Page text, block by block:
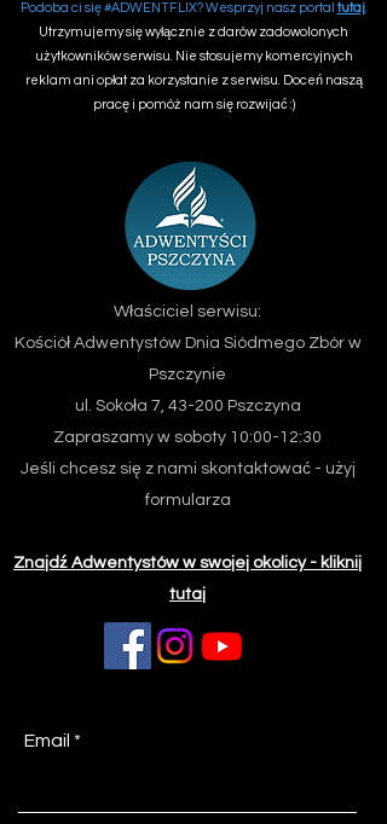
Podoba ci się #ADWENTFLIX? Wesprzyj nasz portal tutaj.
Utrzymujemy się wyłącznie z darów zadowolonych
użytkowników serwisu. Nie stosujemy komercyjnych
reklam ani opłat za korzystanie z serwisu. Doceń naszą
pracę i pomóż nam się rozwijać :)
Właściciel serwisu:
Kościół Adwentystów Dnia Siódmego Zbór w
Pszczynie
ul. Sokoła 7, 43-200 Pszczyna
Zapraszamy w soboty 10:00-12:30
Jeśli chcesz się z nami skontaktować - użyj
formularza
Znajdź Adwentystów w swojej okolicy - kliknij
tutaj
Email